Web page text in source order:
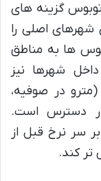
گزینه های
شهرهای اصلی را
ها به مناطق
شهرها نیز
در صوفیه،
در دسترس است.
سر نرخ قبل از
تر کند.